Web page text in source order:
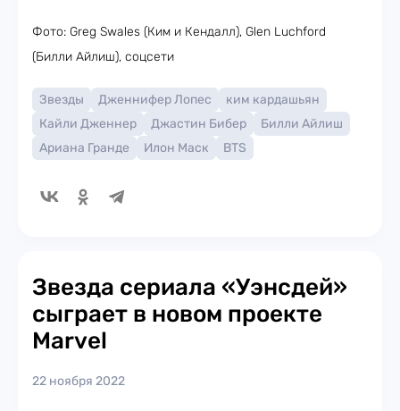
Фото: Greg Swales (Ким и Кендалл), Glen Luchford
(Билли Айлиш), соцсети
Звезды Дженнифер Лопес
ким кардашьян
Кайли Дженнер
Джастин Бибер
Билли Айлиш
Ариана Гранде
Илон Маск BTS
Звезда сериала «Уэнсдей»
сыграет в новом проекте
Marvel
22 ноября 2022